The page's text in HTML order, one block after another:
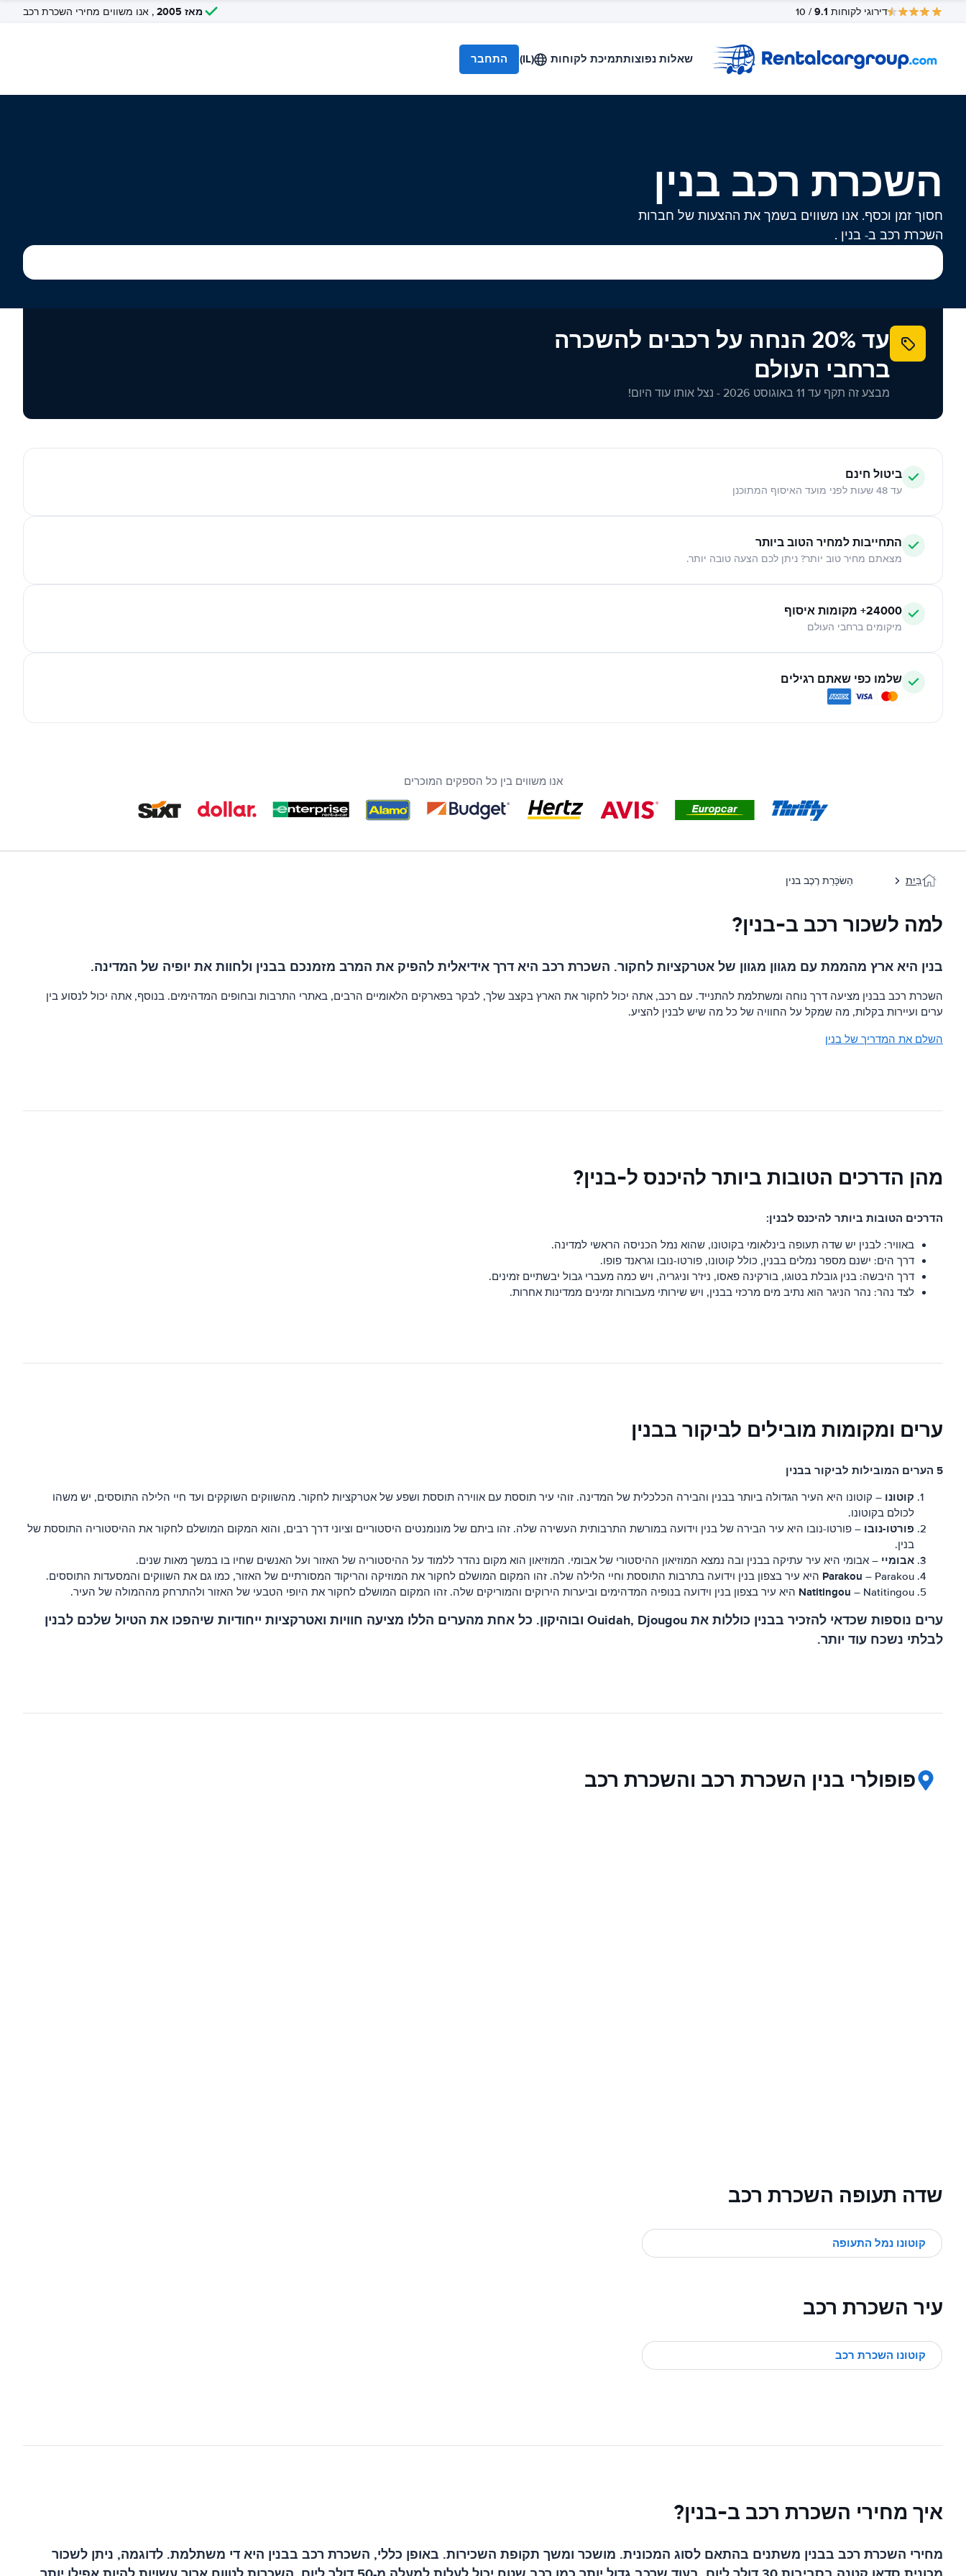
דירוגי לקוחות 9.1
/ 10 מאז 2005 , אנו משווים מחירי השכרת רכב
שאלות נפוצותתמיכת לקוחות (IL) התחבר
השכרת רכב בנין
חסוך זמן וכסף. אנו משווים בשמך את ההצעות של חברות
השכרת רכב ב- בנין .
עד 20% הנחה על רכבים להשכרה
ברחבי העולם
מבצע זה תקף עד 11 באוגוסט 2026 - נצל אותו עוד היום!
ביטול חינם
עד 48 שעות לפני מועד האיסוף המתוכנן
התחייבות למחיר הטוב ביותר
מצאתם מחיר טוב יותר? ניתן לכם הצעה טובה יותר.
24000+ מקומות איסוף
מיקומים ברחבי העולם
שלמו כפי שאתם רגילים
אנו משווים בין כל הספקים המוכרים
בַּיִת הַשׂכָּרַת רֶכֶב בנין
למה לשכור רכב ב-בנין?
בנין היא ארץ מהממת עם מגוון מגוון של אטרקציות לחקור. השכרת רכב היא דרך אידיאלית להפיק את המרב מזמנכם בבנין ולחוות את יופיה של המדינה.
השכרת רכב בבנין מציעה דרך נוחה ומשתלמת להתנייד. עם רכב, אתה יכול לחקור את הארץ בקצב שלך, לבקר בפארקים הלאומיים הרבים, באתרי התרבות ובחופים המדהימים. בנוסף, אתה יכול לנסוע בין
ערים ועיירות בקלות, מה שמקל על החוויה של כל מה שיש לבנין להציע.
השלם את המדריך של בנין
מהן הדרכים הטובות ביותר להיכנס ל-בנין?
הדרכים הטובות ביותר להיכנס לבנין:
באוויר: לבנין יש שדה תעופה בינלאומי בקוטונו, שהוא נמל הכניסה הראשי למדינה.
דרך הים: ישנם מספר נמלים בבנין, כולל קוטונו, פורטו-נובו וגראנד פופו.
דרך היבשה: בנין גובלת בטוגו, בורקינה פאסו, ניז'ר ​​וניגריה, ויש כמה מעברי גבול יבשתיים זמינים.
לצד נהר: נהר הניגר הוא נתיב מים מרכזי בבנין, ויש שירותי מעבורות זמינים ממדינות אחרות.
ערים ומקומות מובילים לביקור בבנין
5 הערים המובילות לביקור בבנין
קוטונו – קוטונו היא העיר הגדולה ביותר בבנין והבירה הכלכלית של המדינה. זוהי עיר תוססת עם אווירה תוססת ושפע של אטרקציות לחקור. מהשווקים השוקקים ועד חיי הלילה התוססים, יש משהו
לכולם בקוטונו.
פורטו-נובו – פורטו-נובו היא עיר הבירה של בנין וידועה במורשת התרבותית העשירה שלה. זהו ביתם של מונומנטים היסטוריים וציוני דרך רבים, והוא המקום המושלם לחקור את ההיסטוריה התוססת של
בנין.
אבומיי – אבומי היא עיר עתיקה בבנין ובה נמצא המוזיאון ההיסטורי של אבומי. המוזיאון הוא מקום נהדר ללמוד על ההיסטוריה של האזור ועל האנשים שחיו בו במשך מאות שנים.
Parakou – Parakou היא עיר בצפון בנין וידועה בתרבות התוססת וחיי הלילה שלה. זהו המקום המושלם לחקור את המוזיקה והריקוד המסורתיים של האזור, כמו גם את השווקים והמסעדות התוססים.
Natitingou – Natitingou היא עיר בצפון בנין וידועה בנופיה המדהימים וביערות הירוקים והמוריקים שלה. זהו המקום המושלם לחקור את היופי הטבעי של האזור ולהתרחק מההמולה של העיר.
ערים נוספות שכדאי להזכיר בבנין כוללות את Ouidah, Djougou ובוהיקון. כל אחת מהערים הללו מציעה חוויות ואטרקציות ייחודיות שיהפכו את הטיול שלכם לבנין
לבלתי נשכח עוד יותר.
פופולרי בנין השכרת רכב והשכרת רכב
שדה תעופה השכרת רכב
קוטונו נמל התעופה
עיר השכרת רכב
קוטונו השכרת רכב
איך מחירי השכרת רכב ב-בנין?
מחירי השכרת רכב בבנין משתנים בהתאם לסוג המכונית. מושכר ומשך תקופת השכירות. באופן כללי, השכרת רכב בבנין היא די משתלמת. לדוגמה, ניתן לשכור